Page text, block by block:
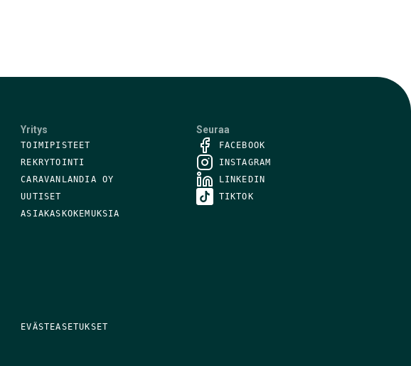
Yritys
TOIMIPISTEET
REKRYTOINTI
CARAVANLANDIA OY
UUTISET
ASIAKASKOKEMUKSIA
Seuraa
FACEBOOK
INSTAGRAM
LINKEDIN
TIKTOK
EVÄSTEASETUKSET